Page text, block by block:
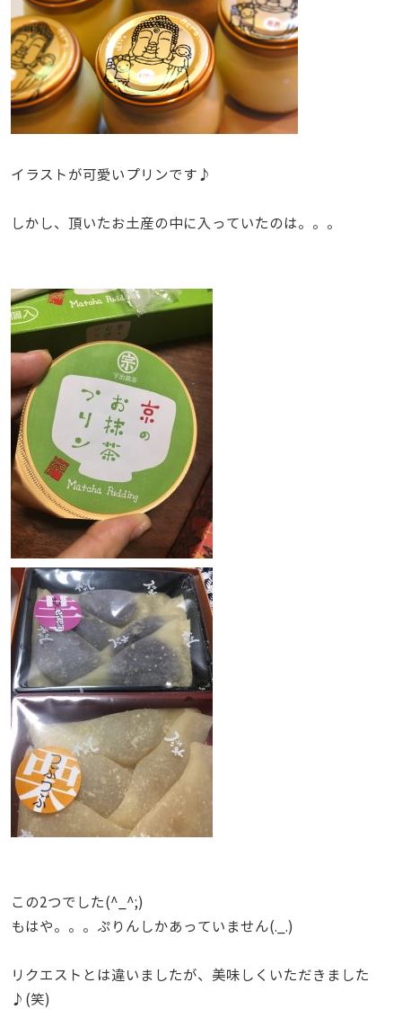
イラストが可愛いプリンです♪
しかし、頂いたお土産の中に入っていたのは。。。
この2つでした(^_^;)
もはや。。。ぷりんしかあっていません(._.)
リクエストとは違いましたが、美味しくいただきました
♪(笑)